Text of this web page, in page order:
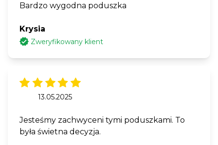
Bardzo wygodna poduszka
Krysia
Zweryfikowany klient
13.05.2025
Jesteśmy zachwyceni tymi poduszkami. To
była świetna decyzja.